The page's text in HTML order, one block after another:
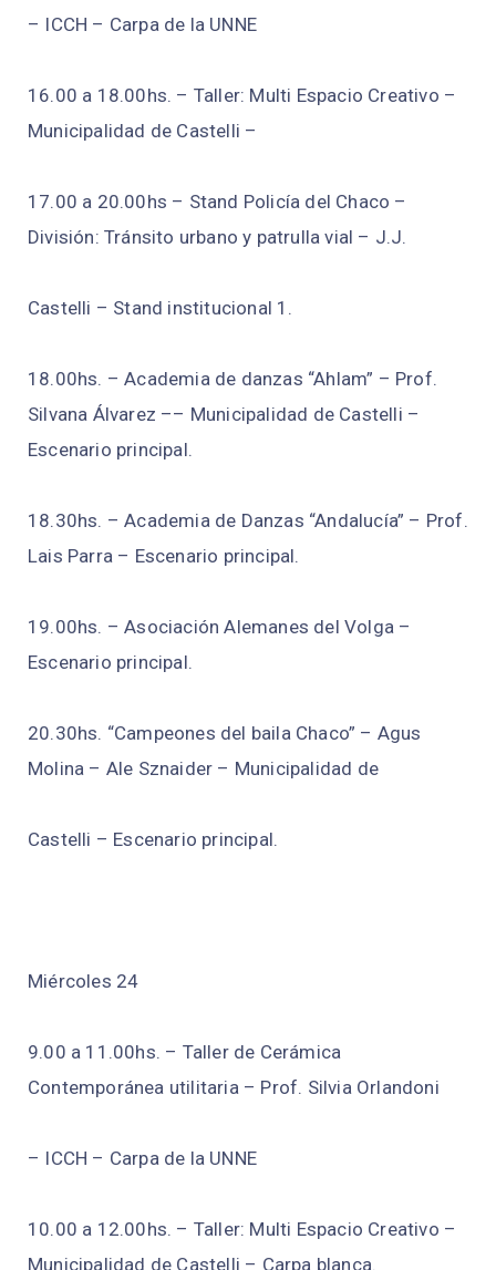
– ICCH – Carpa de la UNNE
16.00 a 18.00hs. – Taller: Multi Espacio Creativo –
Municipalidad de Castelli –
17.00 a 20.00hs – Stand Policía del Chaco –
División: Tránsito urbano y patrulla vial – J.J.
Castelli – Stand institucional 1.
18.00hs. – Academia de danzas “Ahlam” – Prof.
Silvana Álvarez –– Municipalidad de Castelli –
Escenario principal.
18.30hs. – Academia de Danzas “Andalucía” – Prof.
Lais Parra – Escenario principal.
19.00hs. – Asociación Alemanes del Volga –
Escenario principal.
20.30hs. “Campeones del baila Chaco” – Agus
Molina – Ale Sznaider – Municipalidad de
Castelli – Escenario principal.
Miércoles 24
9.00 a 11.00hs. – Taller de Cerámica
Contemporánea utilitaria – Prof. Silvia Orlandoni
– ICCH – Carpa de la UNNE
10.00 a 12.00hs. – Taller: Multi Espacio Creativo –
Municipalidad de Castelli – Carpa blanca.